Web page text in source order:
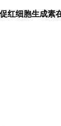
红细胞生成素